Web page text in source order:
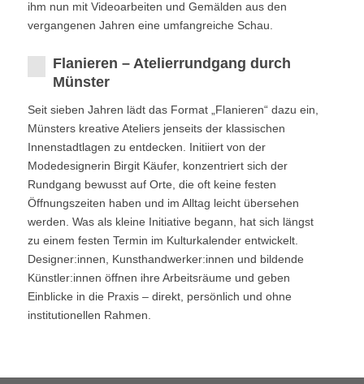
ihm nun mit Videoarbeiten und Gemälden aus den
vergangenen Jahren eine umfangreiche Schau.
Flanieren – Atelierrundgang durch
Münster
Seit sieben Jahren lädt das Format „Flanieren“ dazu ein,
Münsters kreative Ateliers jenseits der klassischen
Innenstadtlagen zu entdecken. Initiiert von der
Modedesignerin Birgit Käufer, konzentriert sich der
Rundgang bewusst auf Orte, die oft keine festen
Öffnungszeiten haben und im Alltag leicht übersehen
werden. Was als kleine Initiative begann, hat sich längst
zu einem festen Termin im Kulturkalender entwickelt.
Designer:innen, Kunsthandwerker:innen und bildende
Künstler:innen öffnen ihre Arbeitsräume und geben
Einblicke in die Praxis – direkt, persönlich und ohne
institutionellen Rahmen.